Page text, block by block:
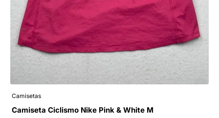
Camisetas
Camiseta Ciclismo Nike Pink & White M